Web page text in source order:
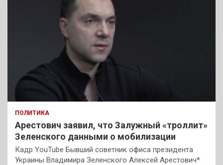
ПОЛИТИКА
Арестович заявил, что Залужный «троллит»
Зеленского данными о мобилизации
Кадр YouTube Бывший советник офиса президента
Украины Владимира Зеленского Алексей Арестович*